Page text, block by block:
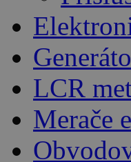
LCR
Merače